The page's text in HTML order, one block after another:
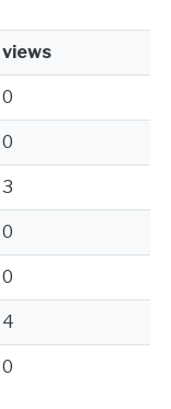
views
0
0
3
0
0
4
0